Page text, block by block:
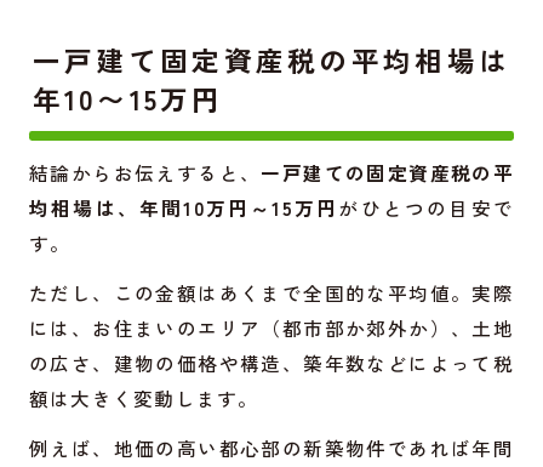
一戸建て固定資産税の平均相場は
年10〜15万円
結論からお伝えすると、 一戸建ての固定資産税の平
均相場は、年間10万円～15万円 がひとつの目安で
す。
ただし、この金額はあくまで全国的な平均値。実際
には、お住まいのエリア（都市部か郊外か）、土地
の広さ、建物の価格や構造、築年数などによって税
額は大きく変動します。
例えば、地価の高い都心部の新築物件であれば年間